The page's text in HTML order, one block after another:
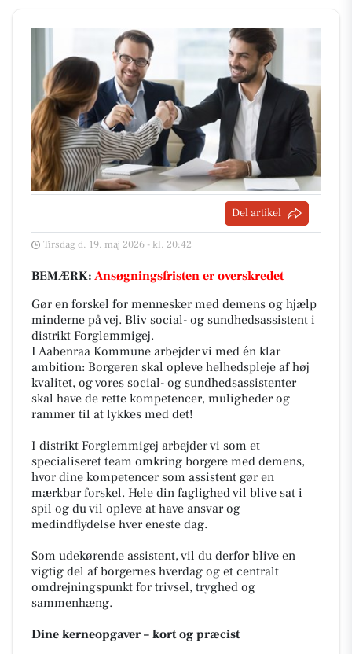
Del artikel
Tirsdag d. 19. maj 2026 - kl. 20:42
BEMÆRK: Ansøgningsfristen er overskredet
Gør en forskel for mennesker med demens og hjælp
minderne på vej. Bliv social- og sundhedsassistent i
distrikt Forglemmigej.
I Aabenraa Kommune arbejder vi med én klar
ambition: Borgeren skal opleve helhedspleje af høj
kvalitet, og vores social- og sundhedsassistenter
skal have de rette kompetencer, muligheder og
rammer til at lykkes med det!
I distrikt Forglemmigej arbejder vi som et
specialiseret team omkring borgere med demens,
hvor dine kompetencer som assistent gør en
mærkbar forskel. Hele din faglighed vil blive sat i
spil og du vil opleve at have ansvar og
medindflydelse hver eneste dag.
Som udekørende assistent, vil du derfor blive en
vigtig del af borgernes hverdag og et centralt
omdrejningspunkt for trivsel, tryghed og
sammenhæng.
Dine kerneopgaver – kort og præcist